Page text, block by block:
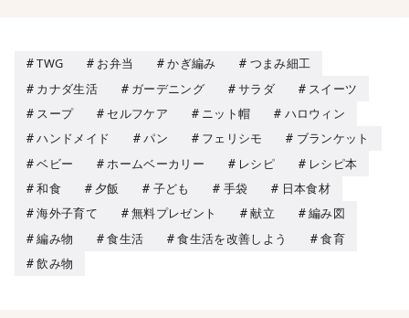
TWG お弁当 かぎ編み
つまみ細工
カナダ生活
ガーデニング サラダ
スイーツ
スープ
セルフケア ニット帽
ハロウィン
ハンドメイド
パン フェリシモ
ブランケット
ベビー
ホームベーカリー レシピ
レシピ本
和食
夕飯 子ども 手袋
日本食材
海外子育て
無料プレゼント 献立
編み図
編み物
食生活 食生活を改善しよう
食育
飲み物